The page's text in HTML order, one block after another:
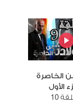
الخاصرة
الأول
10